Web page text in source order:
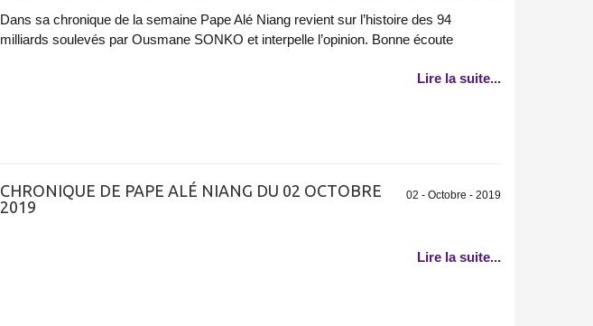
Dans sa chronique de la semaine Pape Alé Niang revient sur l’histoire des 94
milliards soulevés par Ousmane SONKO et interpelle l’opinion. Bonne écoute
Lire la suite...
02 - Octobre - 2019
CHRONIQUE DE PAPE ALÉ NIANG DU 02 OCTOBRE
2019
Lire la suite...